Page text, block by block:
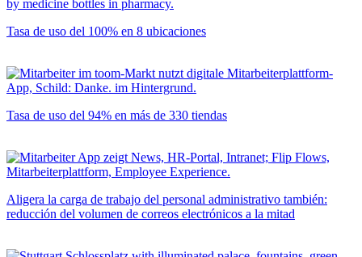
Tasa de uso del 100% en 8 ubicaciones
Tasa de uso del 94% en más de 330 tiendas
Aligera la carga de trabajo del personal administrativo también:
reducción del volumen de correos electrónicos a la mitad